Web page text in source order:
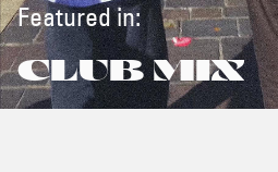
Featured in:
CLUB MIX